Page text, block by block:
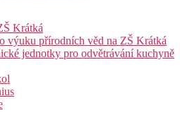
Krátká
výuku přírodních věd na ZŠ Krátká
jednotky pro odvětrávání kuchyně